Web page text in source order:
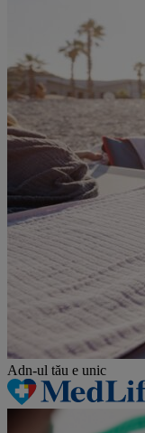
Adn-ul tău e unic